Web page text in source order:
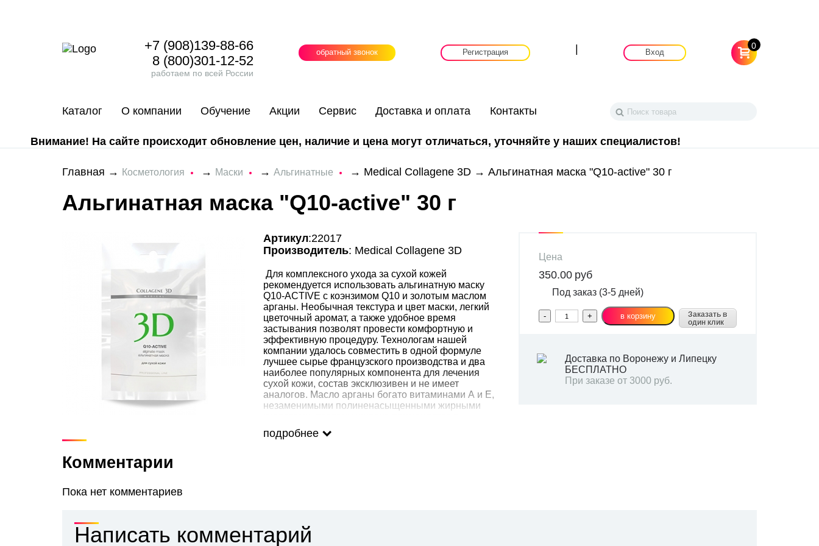
+7 (908)139-88-66
8 (800)301-12-52
работаем по всей России
обратный звонок Регистрация Вход
0
Каталог О компании Обучение Акции Сервис Доставка и оплата Контакты
Внимание! На сайте происходит обновление цен, наличие и цена могут отличаться, уточняйте у наших специалистов!
Главная → Косметология → Маски → Альгинатные → Medical Collagene 3D→ Альгинатная маска "Q10-active" 30 г
Альгинатная маска "Q10-active" 30 г
Артикул:22017
Производитель: Medical Collagene 3D
Для комплексного ухода за сухой кожей
рекомендуется использовать альгинатную маску
Q10-ACTIVE с коэнзимом Q10 и золотым маслом
арганы. Необычная текстура и цвет маски, легкий
цветочный аромат, а также удобное время
застывания позволят провести комфортную и
эффективную процедуру. Технологам нашей
компании удалось совместить в одной формуле
лучшее сырье французского производства и два
наиболее популярных компонента для лечения
сухой кожи, состав эксклюзивен и не имеет
аналогов. Масло арганы богато витаминами А и E,
незаменимыми полиненасыщенными жирными
косметических целях для лечения кожных
патологий, таких как экзема, атопические
арганы, коэнзимQ10.
Способ применения: перед применением
подробнее
Цена
350.00 руб
Под заказ (3-5 дней)
Заказать в
один клик
Доставка по Воронежу и Липецку
БЕСПЛАТНО
При заказе от 3000 руб.
Комментарии
Пока нет комментариев
Написать комментарий